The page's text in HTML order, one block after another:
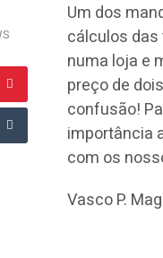
Um dos
cálculos das
numa loja e
preço de
confusão!
importância
com os
Vasco P.